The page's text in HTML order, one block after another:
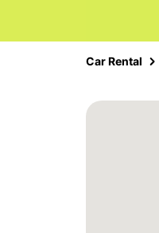
Car Rental